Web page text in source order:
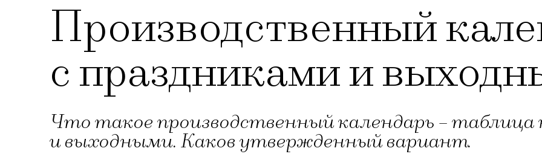
Производственный
с праздниками и
Что такое производственный календарь – таблица
и выходными. Каков утвержденный вариант.